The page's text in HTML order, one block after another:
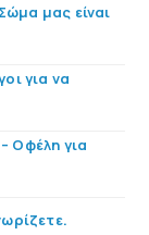
μας είναι
για να
Οφέλη για